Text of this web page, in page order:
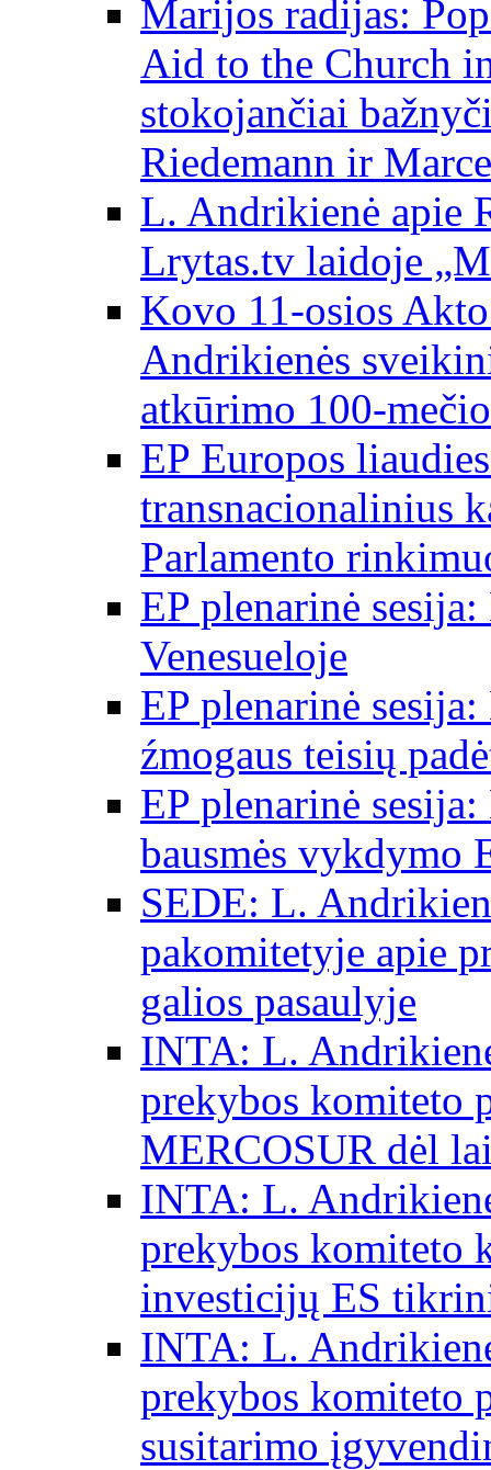
Marijos radijas:
Aid to the Church
stokojančiai
Riedemann ir
L. Andrikienė apie
Lrytas.tv laidoje
Kovo 11-osios
Andrikienės
atkūrimo 100-
EP Europos
transnacionalinius
Parlamento
EP plenarinė
Venesueloje
EP plenarinė
źmogaus teisių
EP plenarinė
bausmės vykdymo
SEDE: L.
pakomitetyje apie
galios pasaulyje
INTA: L.
prekybos komiteto
MERCOSUR dėl
INTA: L.
prekybos komiteto
investicijų ES
INTA: L.
prekybos komiteto
susitarimo